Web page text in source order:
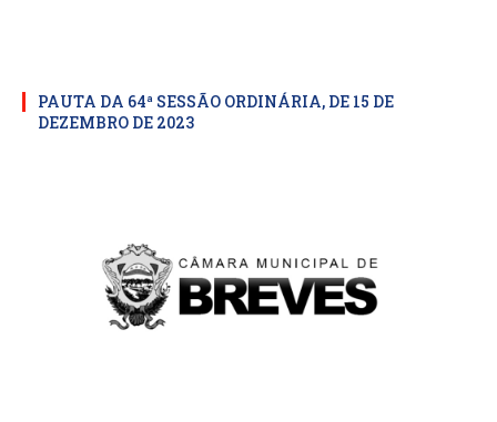
PAUTA DA 64ª SESSÃO ORDINÁRIA, DE 15 DE
DEZEMBRO DE 2023